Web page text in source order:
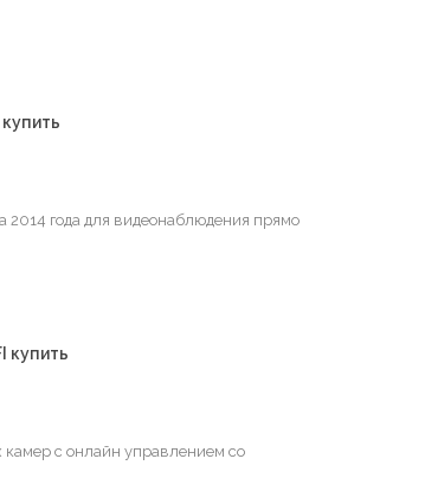
2014 года для видеонаблюдения прямо
купить
камер с онлайн управлением со